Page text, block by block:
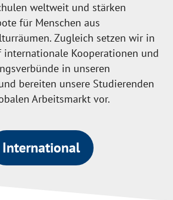
weltweit und stärken
für Menschen aus
Zugleich setzen wir in
internationale Kooperationen und
in unseren
bereiten unsere Studierenden
Arbeitsmarkt vor.
International